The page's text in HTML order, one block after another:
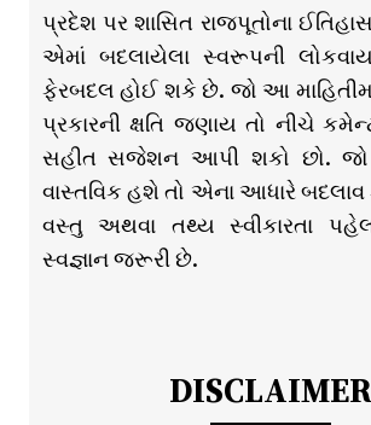
પ્રદેશ પર શાસિત રાજપૂતોના
એમાં બદલાયેલા સ્વરૂપની
ફેરબદલ હોઈ શકે છે. જો આ
પ્રકારની ક્ષતિ જણાય તો નીચે
સહીત સજેશન આપી શકો છો.
વાસ્તવિક હશે તો એના આધારે બદલાવ
વસ્તુ અથવા તથ્ય સ્વીકારતા
સ્વજ્ઞાન જરૂરી છે.
DISCLAIMER